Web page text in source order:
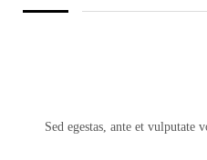
Sed egestas, ante et vulputate